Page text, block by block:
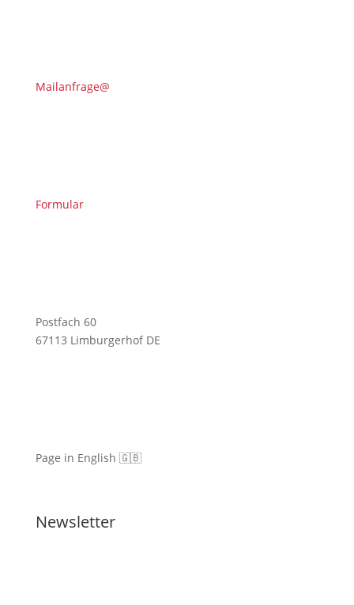
Mailanfrage@
Formular
Postfach 60
67113 Limburgerhof DE
Page in English 🇬🇧
Newsletter